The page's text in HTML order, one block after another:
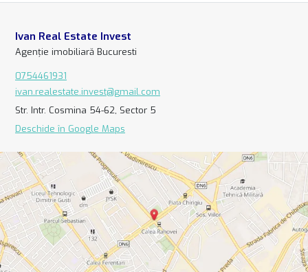
Ivan Real Estate Invest
Agenție imobiliară Bucuresti
0754461931
ivan.realestate.invest@gmail.com
Str. Intr. Cosmina 54-62, Sector 5
Deschide în Google Maps